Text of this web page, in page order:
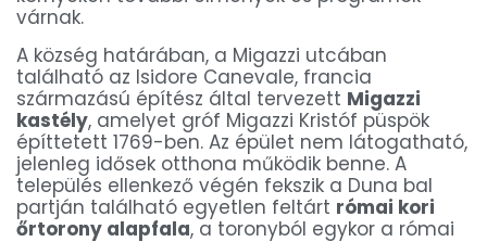
várnak.
A község határában, a Migazzi utcában
található az Isidore Canevale, francia
származású építész által tervezett Migazzi
kastély, amelyet gróf Migazzi Kristóf püspök
építtetett 1769-ben. Az épület nem látogatható,
jelenleg idősek otthona működik benne. A
település ellenkező végén fekszik a Duna bal
partján található egyetlen feltárt római kori
őrtorony alapfala, a toronyból egykor a római